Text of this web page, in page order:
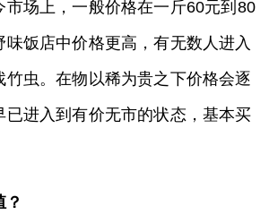
市场上，一般价格在一斤60元到80
味饭店中价格更高，有无数人进入
竹虫。在物以稀为贵之下价格会逐
已进入到有价无市的状态，基本买